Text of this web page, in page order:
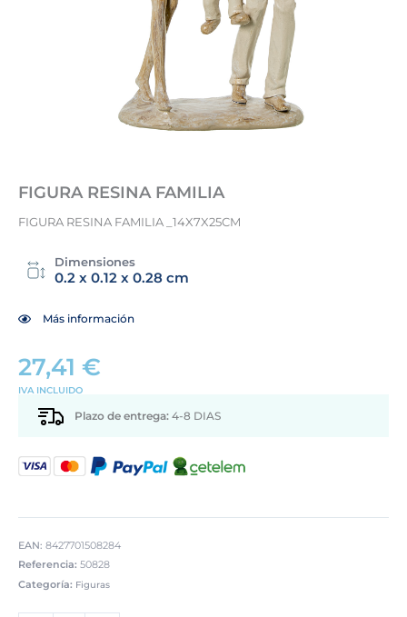
FIGURA RESINA FAMILIA
FIGURA RESINA FAMILIA _14X7X25CM
Dimensiones
0.2 x 0.12 x 0.28 cm
Más información
27,41 €
IVA INCLUIDO
Plazo de entrega: 4-8 DIAS
EAN: 8427701508284
Referencia: 50828
Categoría: Figuras